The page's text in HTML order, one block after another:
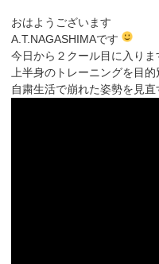
おはようございます
A.T.NAGASHIMAです
今日から２クール目に入りま
上半身のトレーニングを目
自粛生活で崩れた姿勢を見